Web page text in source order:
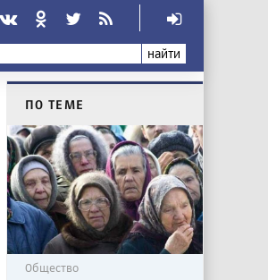
найти
ПО ТЕМЕ
Общество